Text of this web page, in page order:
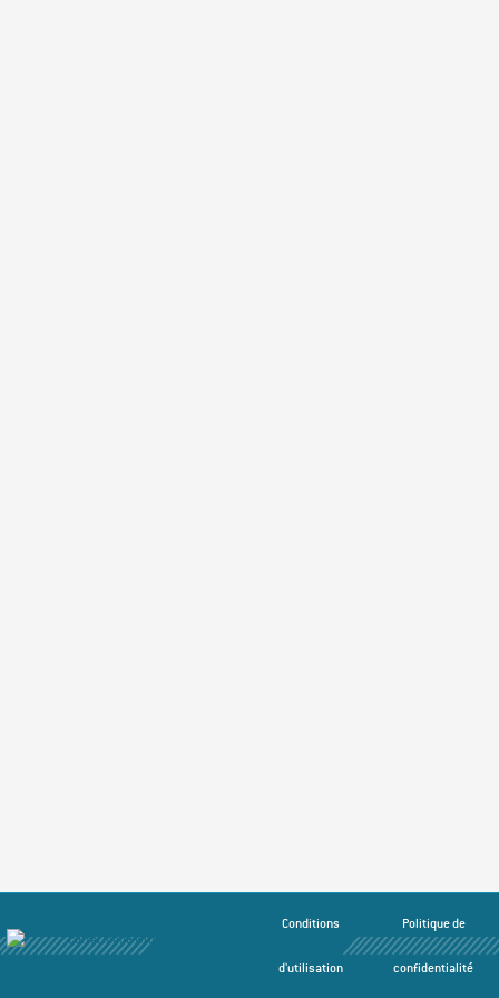
Conditions
d'utilisation
Politique de
confidentialité